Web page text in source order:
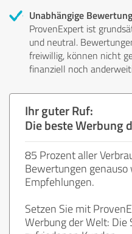
Unabhängige
ProvenExpert ist
und neutral.
freiwillig, können nicht
finanziell noch
Ihr guter Ruf:
Die beste Werbung
85 Prozent aller
Bewertungen
Empfehlungen.
Setzen Sie mit
Werbung der Welt: